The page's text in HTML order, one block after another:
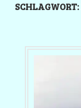
SCHLAGWORT: